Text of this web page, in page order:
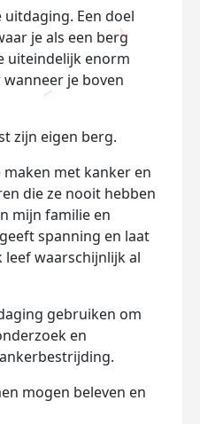
uitdaging. Een doel
je als een berg
uiteindelijk enorm
je boven
zijn eigen berg.
met kanker en
die ze nooit hebben
mijn familie en
spanning en laat
leef waarschijnlijk al
gebruiken om
en
.
mogen beleven en